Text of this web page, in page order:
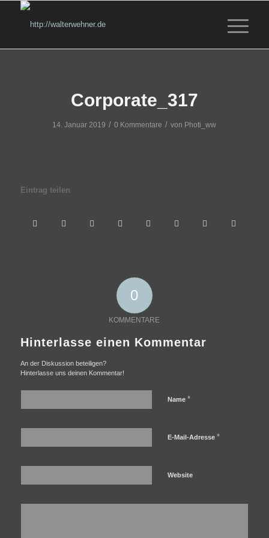
Corporate_317
14. Januar 2019 / 0 Kommentare / von Photi_ww
Eintrag teilen
0
KOMMENTARE
Hinterlasse einen Kommentar
An der Diskussion beteiligen?
Hinterlasse uns deinen Kommentar!
Name *
E-Mail-Adresse *
Website